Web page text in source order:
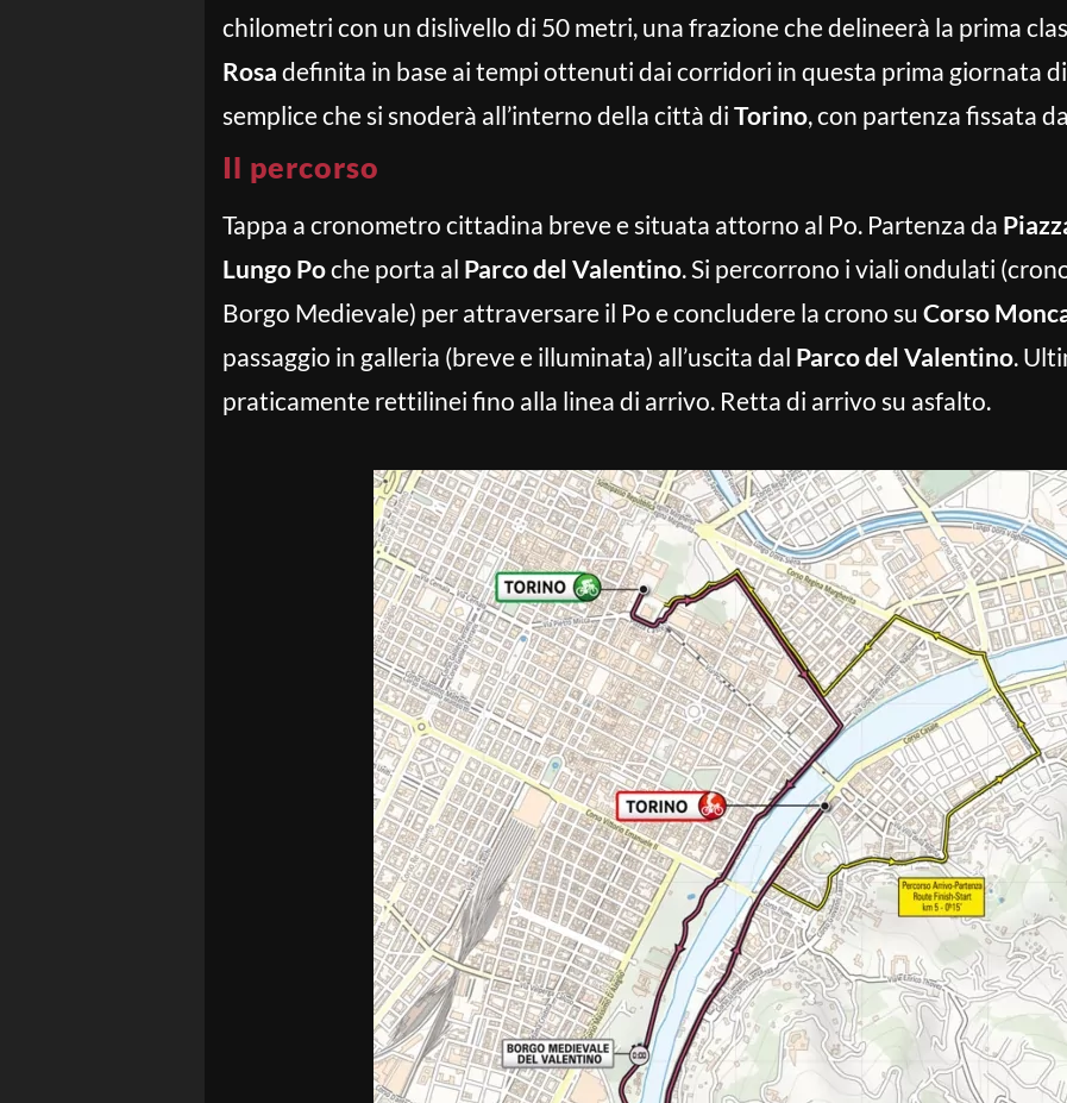
chilometri con un dislivello di 50 metri, una frazione che delineerà la prima
Rosa definita in base ai tempi ottenuti dai corridori in questa prima giornata
semplice che si snoderà all’interno della città di Torino, con partenza fissata da
Il percorso
Tappa a cronometro cittadina breve e situata attorno al Po. Partenza da
Lungo Poche porta al Parco del Valentino. Si percorrono i viali ondulati
Borgo Medievale) per attraversare il Po e concludere la crono su Corso
passaggio in galleria (breve e illuminata) all’uscita dal Parco del Valentino.
praticamente rettilinei fino alla linea di arrivo. Retta di arrivo su asfalto.